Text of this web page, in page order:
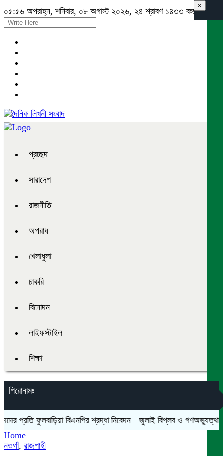
০৫:৫৬ অপরাহ্ন, শনিবার, ০৮ অগাস্ট ২০২৬, ২৪ শ্রাবণ ১৪৩৩ বঙ্গাব্দ
প্রচ্ছদ
সারাদেশ
রাজনীতি
অপরাধ
খেলাধুলা
চাকরি
বিনোদন
লাইফস্টাইল
শিক্ষা
শিরোনামঃ
ফুলবাড়িয়া বিএনপির শ্রদ্ধা নিবেদন জুলাই বিপ্লব ও গণঅভ্যুত্থান দিবস
×
Home
নওগাঁ, রাজশাহী